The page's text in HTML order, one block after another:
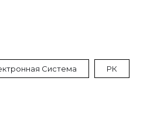
Система РК